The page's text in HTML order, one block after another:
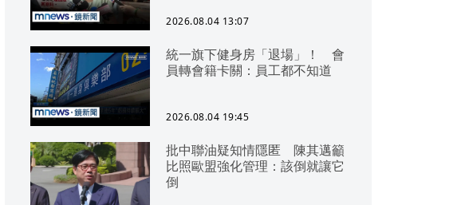
2026.08.04 13:07
統一旗下健身房「退場」！ 會
員轉會籍卡關：員工都不知道
2026.08.04 19:45
批中聯油疑知情隱匿 陳其邁籲
比照歐盟強化管理：該倒就讓它
倒